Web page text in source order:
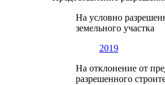
На условно
земельного участка
2019
На отклонение от
разрешенного